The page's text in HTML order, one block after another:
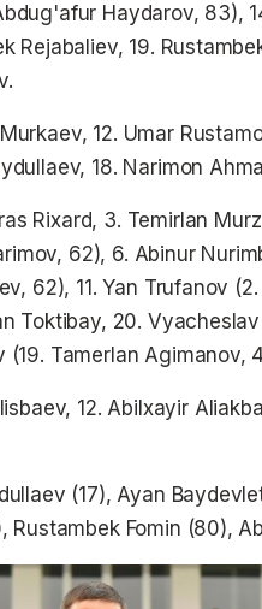
Haydarov, 83),
Rejabaliev, 19.
12. Umar
18. Narimon
Rixard, 3. Temirlan
62), 6. Abinur
62), 11. Yan Trufanov
Toktibay, 20.
(19. Tamerlan Agimanov,
12. Abilxayir
(17), Ayan
Rustambek Fomin (80),